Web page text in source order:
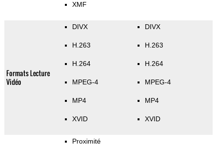
XMF
Formats Lecture
Vidéo
DIVX
H.263
H.264
MPEG-4
MP4
XVID
DIVX
H.263
H.264
MPEG-4
MP4
XVID
Proximité